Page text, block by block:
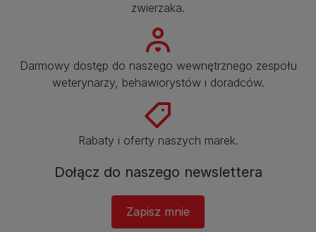
zwierzaka.​
Darmowy dostęp do naszego wewnętrznego zespołu
weterynarzy, behawiorystów i doradców.​
Rabaty i oferty naszych marek.​
Dołącz do naszego newslettera​
Zapisz mnie